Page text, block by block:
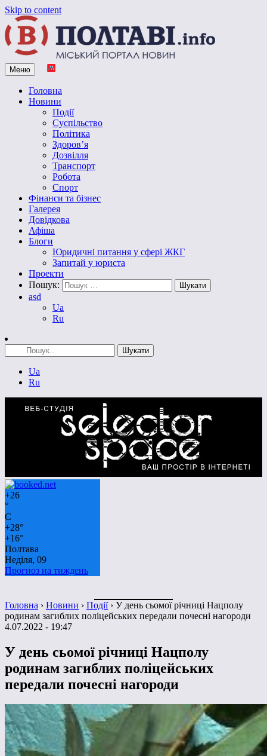
Skip to content
Vpoltave.info
Полтавський портал новин
Меню
Головна
Новини
Події
Суспільство
Політика
Здоров’я
Дозвілля
Транспорт
Робота
Спорт
Фінанси та бізнес
Галерея
Довідкова
Афіша
Блоги
Юридичні питання у сфері ЖКГ
Запитай у юриста
Проекти
Пошук:
asd
Ua
Ru
Ua
Ru
+26
°
C
+28°
+16°
Полтава
Неділя, 09
Прогноз на тиждень
Головна › Новини › Події› У день сьомої річниці Нацполу
родинам загиблих поліцейських передали почесні нагороди
4.07.2022 - 19:47
У день сьомої річниці Нацполу
родинам загиблих поліцейських
передали почесні нагороди